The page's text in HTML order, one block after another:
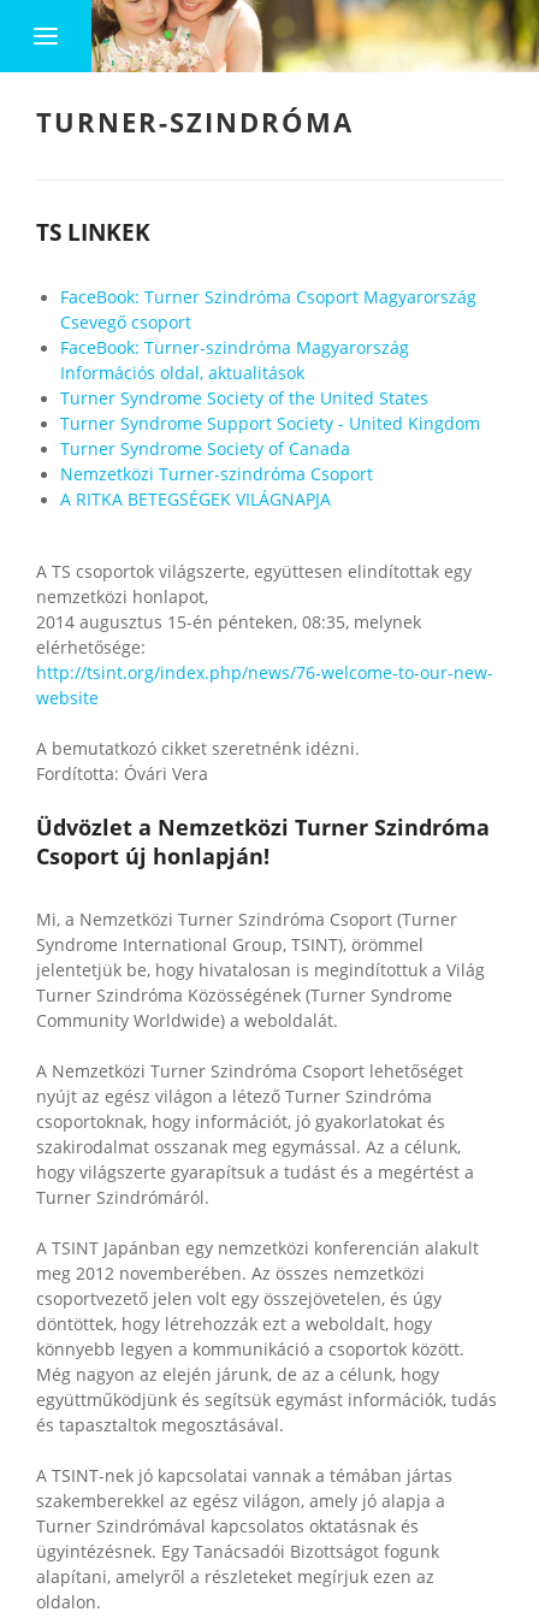
TURNER-SZINDRÓMA
TS LINKEK
FaceBook: Turner Szindróma Csoport Magyarország
Csevegő csoport
FaceBook: Turner-szindróma Magyarország
Információs oldal, aktualitások
Turner Syndrome Society of the United States
Turner Syndrome Support Society - United Kingdom
Turner Syndrome Society of Canada
Nemzetközi Turner-szindróma Csoport
A RITKA BETEGSÉGEK VILÁGNAPJA
A TS csoportok világszerte, együttesen elindítottak egy
nemzetközi honlapot,
2014 augusztus 15-én pénteken, 08:35, melynek
elérhetősége:
http://tsint.org/index.php/news/76-welcome-to-our-new-
website
A bemutatkozó cikket szeretnénk idézni.
Fordította: Óvári Vera
Üdvözlet a Nemzetközi Turner Szindróma
Csoport új honlapján!
Mi, a Nemzetközi Turner Szindróma Csoport (Turner
Syndrome International Group, TSINT), örömmel
jelentetjük be, hogy hivatalosan is megindítottuk a Világ
Turner Szindróma Közösségének (Turner Syndrome
Community Worldwide) a weboldalát.
A Nemzetközi Turner Szindróma Csoport lehetőséget
nyújt az egész világon a létező Turner Szindróma
csoportoknak, hogy információt, jó gyakorlatokat és
szakirodalmat osszanak meg egymással. Az a célunk,
hogy világszerte gyarapítsuk a tudást és a megértést a
Turner Szindrómáról.
A TSINT Japánban egy nemzetközi konferencián alakult
meg 2012 novemberében. Az összes nemzetközi
csoportvezető jelen volt egy összejövetelen, és úgy
döntöttek, hogy létrehozzák ezt a weboldalt, hogy
könnyebb legyen a kommunikáció a csoportok között.
Még nagyon az elején járunk, de az a célunk, hogy
együttműködjünk és segítsük egymást információk, tudás
és tapasztaltok megosztásával.
A TSINT-nek jó kapcsolatai vannak a témában jártas
szakemberekkel az egész világon, amely jó alapja a
Turner Szindrómával kapcsolatos oktatásnak és
ügyintézésnek. Egy Tanácsadói Bizottságot fogunk
alapítani, amelyről a részleteket megírjuk ezen az
oldalon.